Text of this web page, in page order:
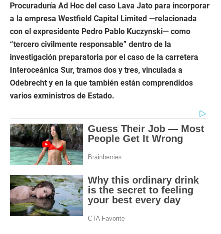
Procuraduría Ad Hoc del caso Lava Jato para incorporar
a la empresa Westfield Capital Limited —relacionada
con el expresidente Pedro Pablo Kuczynski— como
“tercero civilmente responsable” dentro de la
investigación preparatoria por el caso de la carretera
Interoceánica Sur, tramos dos y tres, vinculada a
Odebrecht y en la que también están comprendidos
varios exministros de Estado.